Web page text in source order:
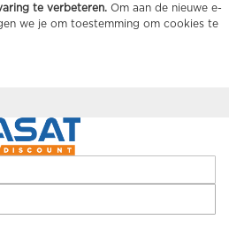
te verbeteren. Om aan de nieuwe e-
we je om toestemming om cookies te